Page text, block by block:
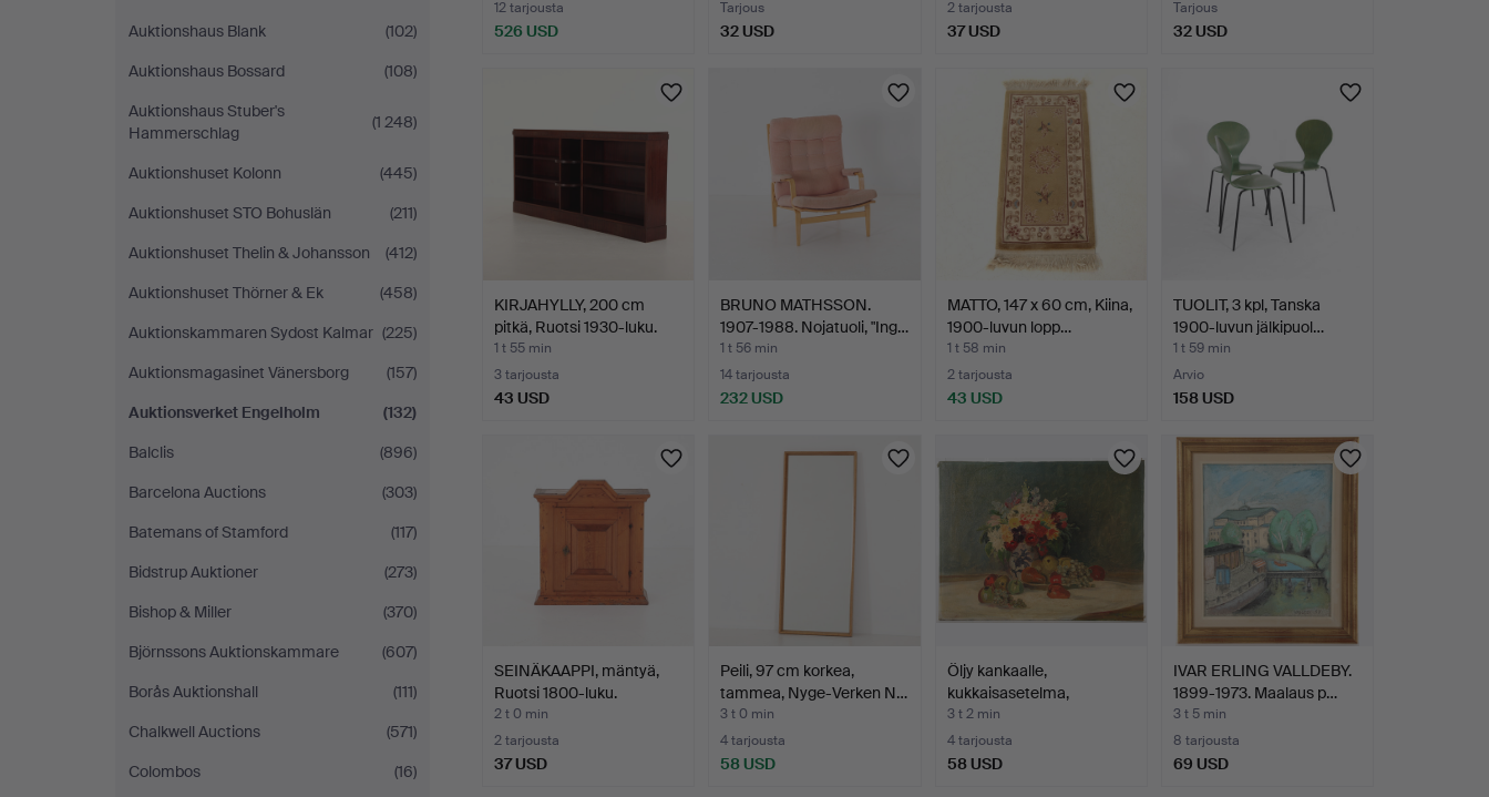
Auktionshaus Blank
(102)
Auktionshaus Bossard
(108)
Auktionshaus Stuber's
Hammerschlag
(1 248)
Auktionshuset Kolonn
(445)
Auktionshuset STO Bohuslän
(211)
Auktionshuset Thelin & Johansson
(412)
Auktionshuset Thörner & Ek
(458)
Auktionskammaren Sydost Kalmar (225)
Auktionsmagasinet Vänersborg
(157)
Auktionsverket Engelholm
(132)
Balclis
(896)
Barcelona Auctions
(303)
Batemans of Stamford
(117)
Bidstrup Auktioner
(273)
Bishop & Miller
(370)
Björnssons Auktionskammare
(607)
Borås Auktionshall
(111)
Chalkwell Auctions
(571)
Colombos
(16)
12 tarjousta
526 USD
Tarjous
32 USD
2 tarjousta
37 USD
Tarjous
32 USD
KIRJAHYLLY, 200 cm
pitkä, Ruotsi 1930-luku.
1 t 55 min
3 tarjousta
43 USD
BRUNO MATHSSON.
1907-1988. Nojatuoli, "Ing…
1 t 56 min
14 tarjousta
232 USD
MATTO, 147 x 60 cm, Kiina,
1900-luvun lopp…
1 t 58 min
2 tarjousta
43 USD
TUOLIT, 3 kpl, Tanska
1900-luvun jälkipuol…
1 t 59 min
Arvio
158 USD
SEINÄKAAPPI, mäntyä,
Ruotsi 1800-luku.
2 t 0 min
2 tarjousta
37 USD
Peili, 97 cm korkea,
tammea, Nyge-Verken N…
3 t 0 min
4 tarjousta
58 USD
Öljy kankaalle,
kukkaisasetelma,
signeerat…
3 t 2 min
4 tarjousta
58 USD
IVAR ERLING VALLDEBY.
1899-1973. Maalaus p…
3 t 5 min
8 tarjousta
69 USD